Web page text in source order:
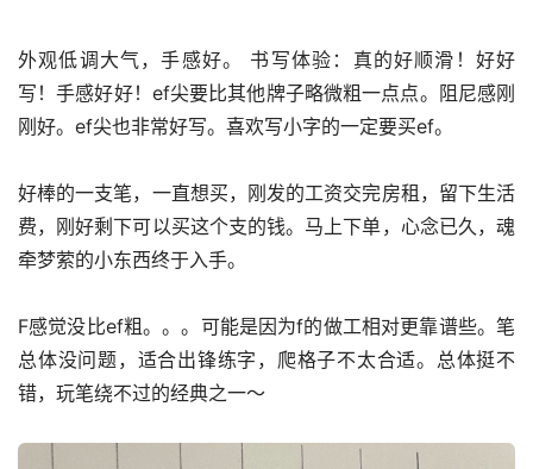
外观低调大气，手感好。 书写体验：真的好顺滑！好好
写！手感好好！ef尖要比其他牌子略微粗一点点。阻尼感刚
刚好。ef尖也非常好写。喜欢写小字的一定要买ef。
好棒的一支笔，一直想买，刚发的工资交完房租，留下生活
费，刚好剩下可以买这个支的钱。马上下单，心念已久，魂
牵梦萦的小东西终于入手。
F感觉没比ef粗。。。可能是因为f的做工相对更靠谱些。笔
总体没问题，适合出锋练字，爬格子不太合适。总体挺不
错，玩笔绕不过的经典之一～